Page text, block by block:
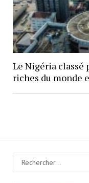
Le Nigéria classé
riches du monde